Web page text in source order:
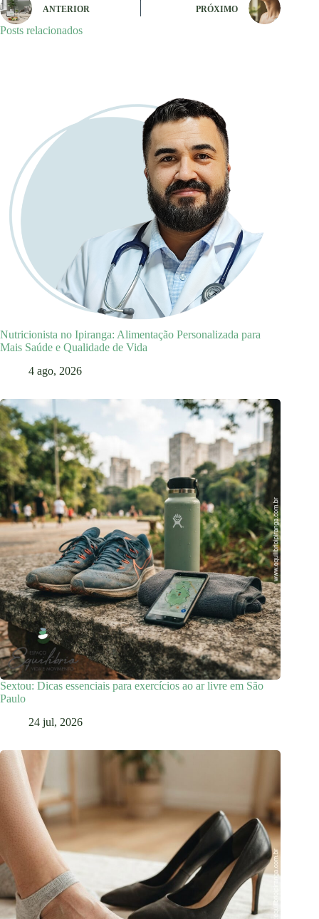
ANTERIOR PRÓXIMO
Posts relacionados
Nutricionista no Ipiranga: Alimentação Personalizada para
Mais Saúde e Qualidade de Vida
4 ago, 2026
Sextou: Dicas essenciais para exercícios ao ar livre em São
Paulo
24 jul, 2026